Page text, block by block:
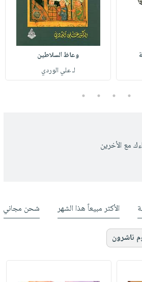
وعاظ السلاطين
لـ علي الوردي
2
3
4
5
مع الأخرين
الأكثر مبيعاً هذا الشهر شحن مجاني
ناشرون